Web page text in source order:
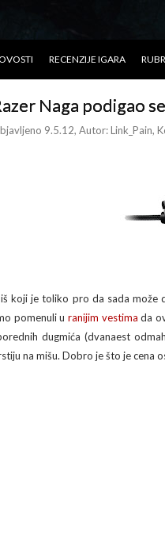
RECENZIJE IGARA
Naga podigao
9.5.12, Autor:Link_Pain,
koji je toliko pro da sada može
pomenuli u ranijim vestima da
dugmića (dvanaest
na mišu. Dobro je što je cena